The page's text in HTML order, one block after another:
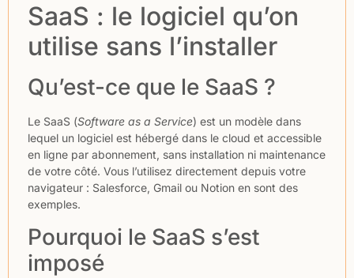
SaaS : le logiciel qu’on
utilise sans l’installer
Qu’est-ce que le SaaS ?
Le SaaS (Software as a Service) est un modèle dans
lequel un logiciel est hébergé dans le cloud et accessible
en ligne par abonnement, sans installation ni maintenance
de votre côté. Vous l’utilisez directement depuis votre
navigateur : Salesforce, Gmail ou Notion en sont des
exemples.
Pourquoi le SaaS s’est
imposé